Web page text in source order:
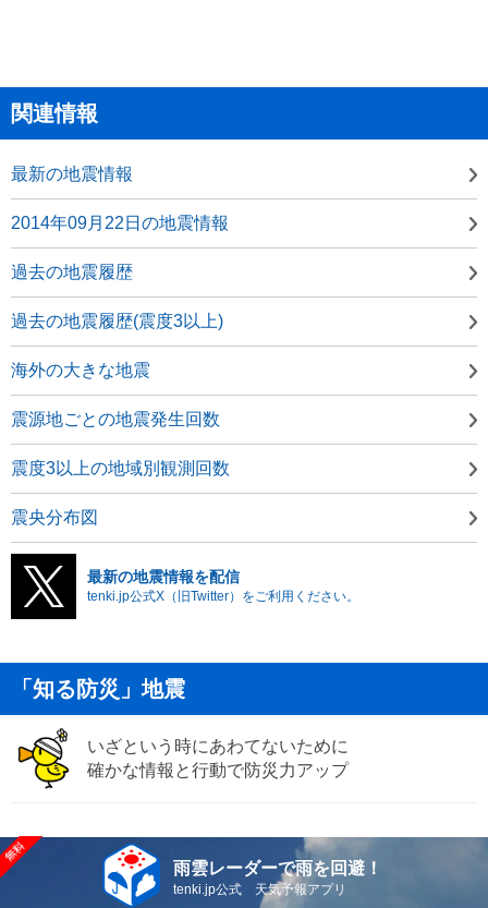
関連情報
最新の地震情報
2014年09月22日の地震情報
過去の地震履歴
過去の地震履歴(震度3以上)
海外の大きな地震
震源地ごとの地震発生回数
震度3以上の地域別観測回数
震央分布図
最新の地震情報を配信
tenki.jp公式X（旧Twitter）をご利用ください。
「知る防災」地震
いざという時にあわてないために
確かな情報と行動で防災力アップ
雨雲レーダーで雨を回避！
tenki.jp公式 天気予報アプリ